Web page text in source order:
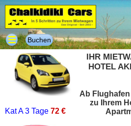
Buchen
Kat A3 Tage 72 €
IHR
HOTEL
Ab
zu Ihrem